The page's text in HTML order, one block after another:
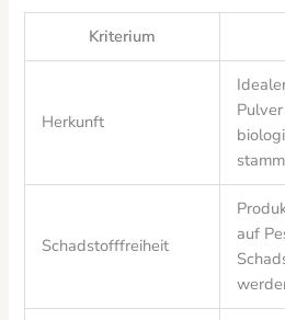
Kriterium
Herkunft
Schadstofffreiheit
auf